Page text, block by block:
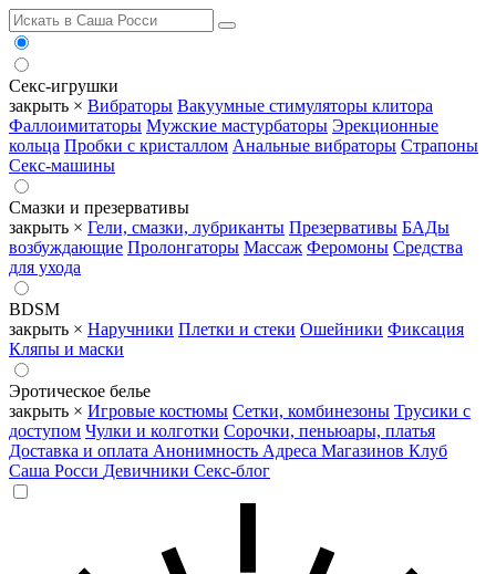
Секс-игрушки
закрыть × Вибраторы Вакуумные стимуляторы клитора
Фаллоимитаторы Мужские мастурбаторы Эрекционные
кольца Пробки с кристаллом Анальные вибраторы Страпоны
Секс-машины
Смазки и презервативы
закрыть × Гели, смазки, лубриканты Презервативы БАДы
возбуждающие Пролонгаторы Массаж Феромоны Средства
для ухода
BDSM
закрыть × Наручники Плетки и стеки Ошейники Фиксация
Кляпы и маски
Эротическое белье
закрыть × Игровые костюмы Сетки, комбинезоны Трусики с
доступом Чулки и колготки Сорочки, пеньюары, платья
Доставка и оплата Анонимность Адреса Магазинов Клуб
Саша Росси Девичники Секс-блог